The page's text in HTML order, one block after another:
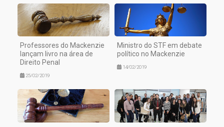
Professores do Mackenzie
lançam livro na área de
Direito Penal
25/02/2019
Ministro do STF em debate
político no Mackenzie
14/02/2019